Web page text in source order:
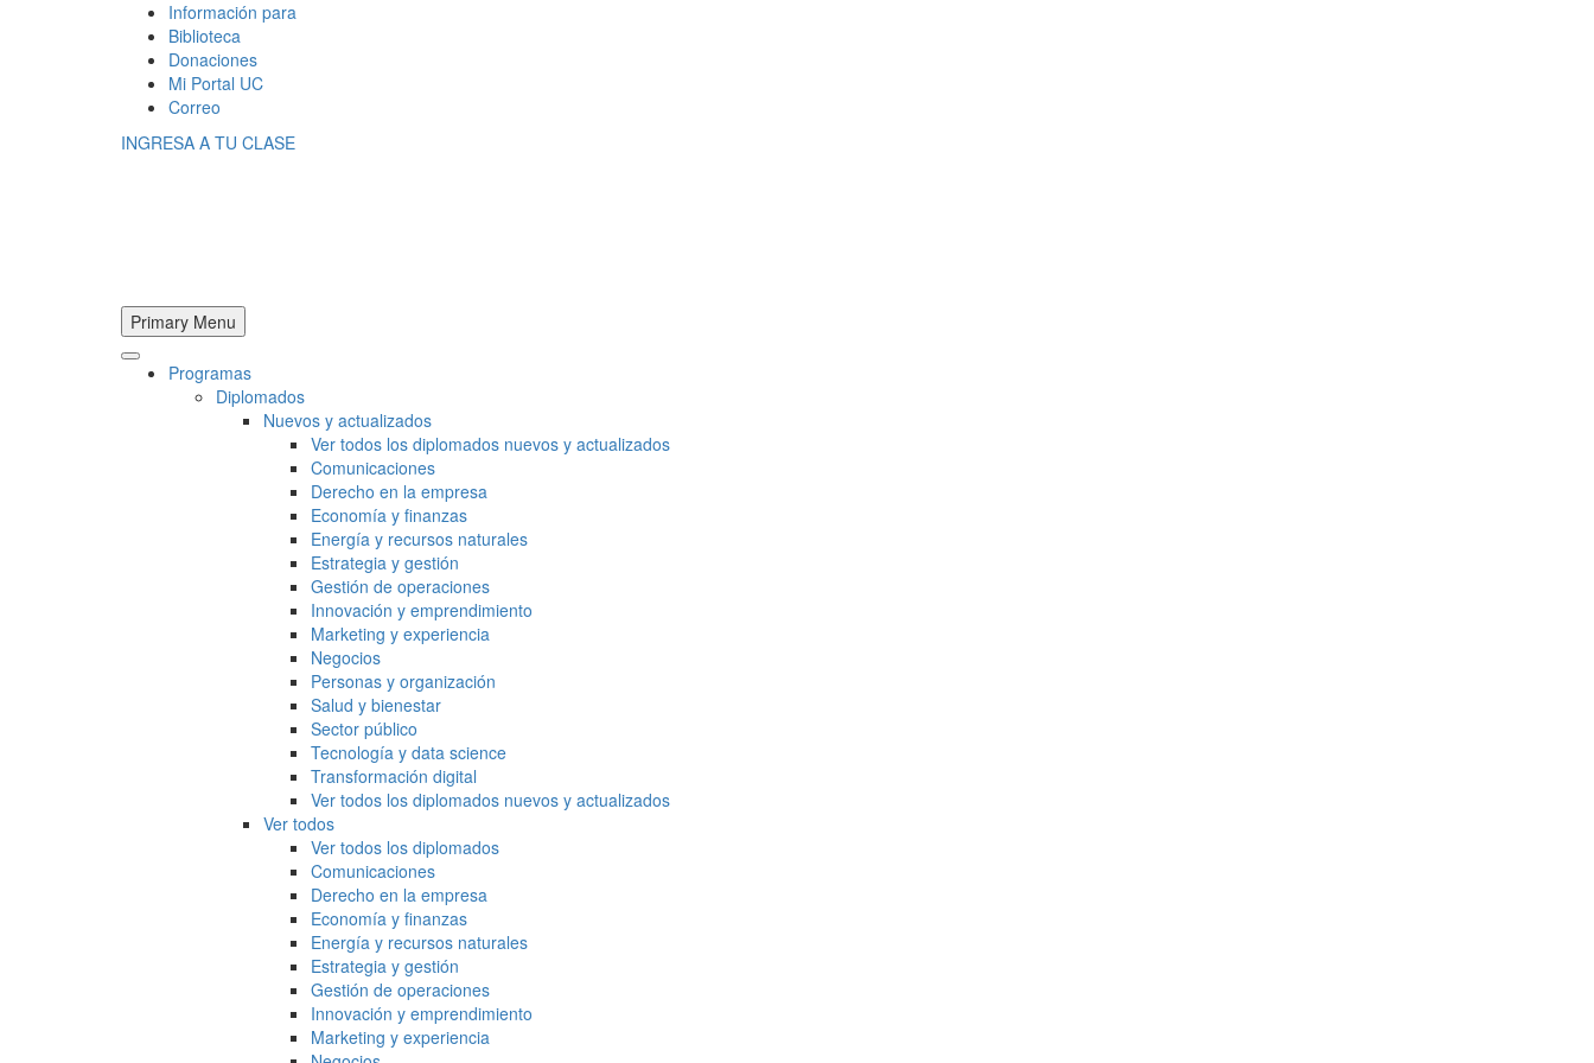
Información para
Biblioteca
Donaciones
Mi Portal UC
Correo
INGRESA A TU CLASE
Primary Menu
Programas
Diplomados
Nuevos y actualizados
Ver todos los diplomados nuevos y actualizados
Comunicaciones
Derecho en la empresa
Economía y finanzas
Energía y recursos naturales
Estrategia y gestión
Gestión de operaciones
Innovación y emprendimiento
Marketing y experiencia
Negocios
Personas y organización
Salud y bienestar
Sector público
Tecnología y data science
Transformación digital
Ver todos los diplomados nuevos y actualizados
Ver todos
Ver todos los diplomados
Comunicaciones
Derecho en la empresa
Economía y finanzas
Energía y recursos naturales
Estrategia y gestión
Gestión de operaciones
Innovación y emprendimiento
Marketing y experiencia